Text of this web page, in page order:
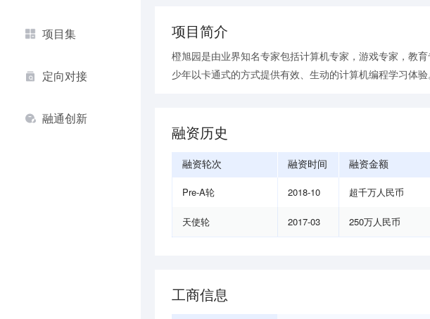
项目集
定向对接
融通创新
项目简介
橙旭园是由业界知名专家包括计算机专家，游戏专家，教
少年以卡通式的方式提供有效、生动的计算机编程学习体验
融资历史
融资轮次 融资时间 融资金额
Pre-A轮 2018-10 超千万人民币
天使轮 2017-03 250万人民币
工商信息